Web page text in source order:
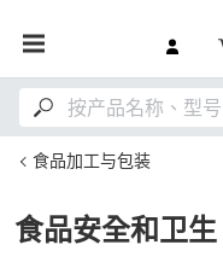
食品加工与包装
食品安全和卫生